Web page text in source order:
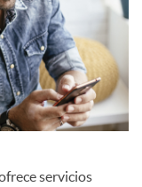
servicios